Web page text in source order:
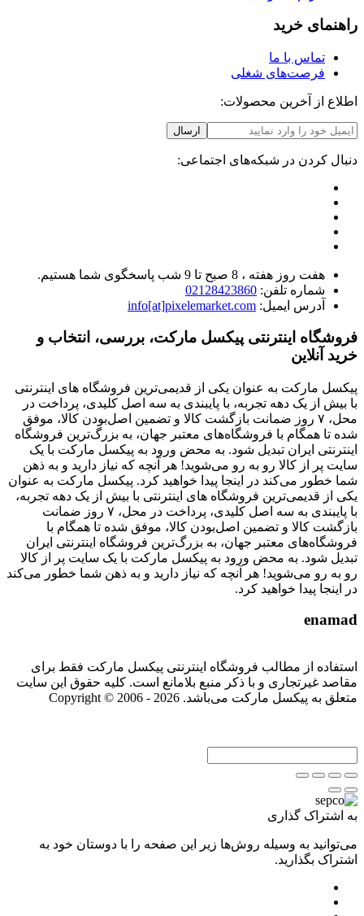
راهنمای خرید
تماس با ما
فرصت‌های شغلی
اطلاع از آخرین محصولات:
ارسال
دنبال کردن در شبکه‌های اجتماعی:
هفت روز هفته ، 8 صبح تا 9 شب پاسخگوی شما هستیم.
شماره تلفن: 02128423860
آدرس ایمیل: info[at]pixelemarket.com
فروشگاه اینترنتی پیکسل مارکت، بررسی، انتخاب و
خرید آنلاین
پیکسل مارکت به عنوان یکی از قدیمی‌ترین فروشگاه های اینترنتی
با بیش از یک دهه تجربه، با پایبندی به سه اصل کلیدی، پرداخت در
محل، ۷ روز ضمانت بازگشت کالا و تضمین اصل‌بودن کالا، موفق
شده تا همگام با فروشگاه‌های معتبر جهان، به بزرگ‌ترین فروشگاه
اینترنتی ایران تبدیل شود. به محض ورود به پیکسل مارکت با یک
سایت پر از کالا رو به رو می‌شوید! هر آنچه که نیاز دارید و به ذهن
شما خطور می‌کند در اینجا پیدا خواهید کرد. پیکسل مارکت به عنوان
یکی از قدیمی‌ترین فروشگاه های اینترنتی با بیش از یک دهه تجربه،
با پایبندی به سه اصل کلیدی، پرداخت در محل، ۷ روز ضمانت
بازگشت کالا و تضمین اصل‌بودن کالا، موفق شده تا همگام با
فروشگاه‌های معتبر جهان، به بزرگ‌ترین فروشگاه اینترنتی ایران
تبدیل شود. به محض ورود به پیکسل مارکت با یک سایت پر از کالا
رو به رو می‌شوید! هر آنچه که نیاز دارید و به ذهن شما خطور می‌کند
در اینجا پیدا خواهید کرد.
enamad
استفاده از مطالب فروشگاه اینترنتی پیکسل مارکت فقط برای
مقاصد غیرتجاری و با ذکر منبع بلامانع است. کلیه حقوق این سایت
متعلق به پیکسل مارکت می‌باشد. Copyright © 2006 - 2026
به اشتراک گذاری
می‌توانید به وسیله روش‌ها زیر این صفحه را با دوستان خود به
اشتراک بگذارید.